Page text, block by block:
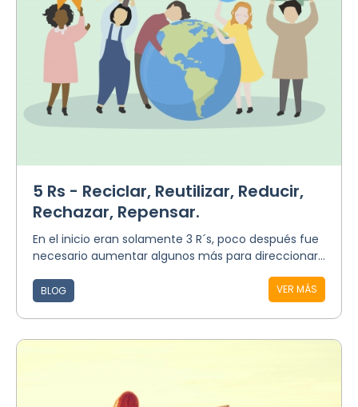
5 Rs - Reciclar, Reutilizar, Reducir,
Rechazar, Repensar.
En el inicio eran solamente 3 R´s, poco después fue
necesario aumentar algunos más para direccionar...
VER MÁS
BLOG